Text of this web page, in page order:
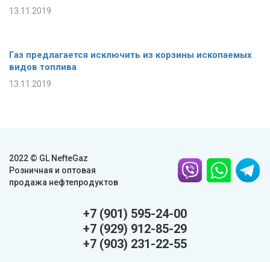
13.11.2019
Газ предлагается исключить из корзины ископаемых
видов топлива
13.11.2019
2022 © GL NefteGaz
Розничная и оптовая
продажа нефтепродуктов
+7 (901) 595-24-00
+7 (929) 912-85-29
+7 (903) 231-22-55